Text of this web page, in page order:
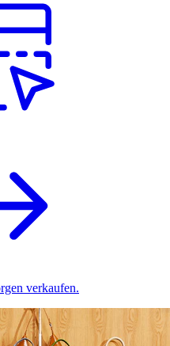
verkaufen.